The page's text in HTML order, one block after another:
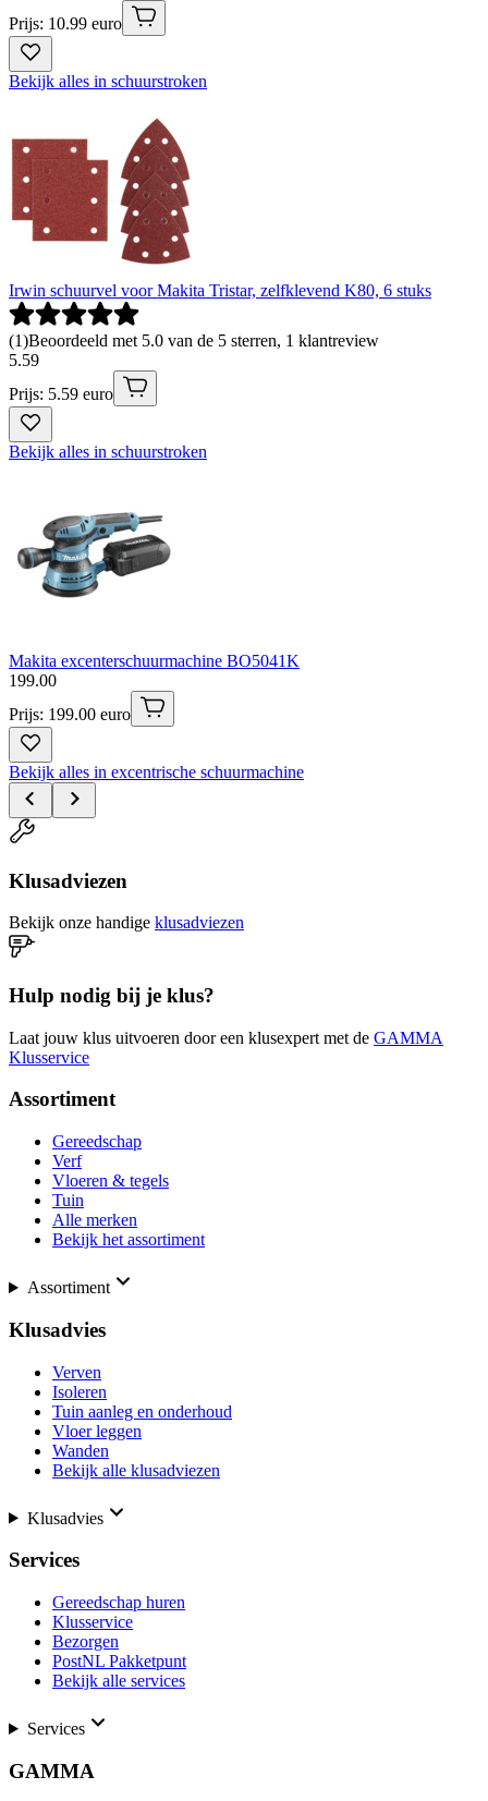
Prijs: 10.99 euro
Bekijk alles in schuurstroken
Irwin schuurvel voor Makita Tristar, zelfklevend K80, 6 stuks
(1)Beoordeeld met 5.0 van de 5 sterren, 1 klantreview
5.59
Prijs: 5.59 euro
Bekijk alles in schuurstroken
Makita excenterschuurmachine BO5041K
199.00
Prijs: 199.00 euro
Bekijk alles in excentrische schuurmachine
Klusadviezen
Bekijk onze handige klusadviezen
Hulp nodig bij je klus?
Laat jouw klus uitvoeren door een klusexpert met de GAMMA
Klusservice
Assortiment
Gereedschap
Verf
Vloeren & tegels
Tuin
Alle merken
Bekijk het assortiment
Assortiment
Klusadvies
Verven
Isoleren
Tuin aanleg en onderhoud
Vloer leggen
Wanden
Bekijk alle klusadviezen
Klusadvies
Services
Gereedschap huren
Klusservice
Bezorgen
PostNL Pakketpunt
Bekijk alle services
Services
GAMMA